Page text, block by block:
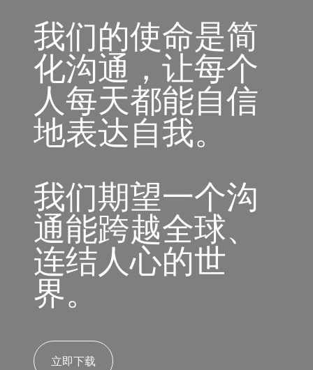
我们的使命是简
化沟通，让每个
人每天都能自信
地表达自我。
我们期望一个沟
通能跨越全球、
连结人心的世
界。
立即下载